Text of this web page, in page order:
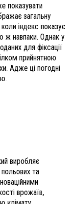
показувати
загальну
індекс показує
ж навпаки. Однак у
для фіксації
прийнятною
Адже ці погодні
виробляє
польових та
врожаїв,